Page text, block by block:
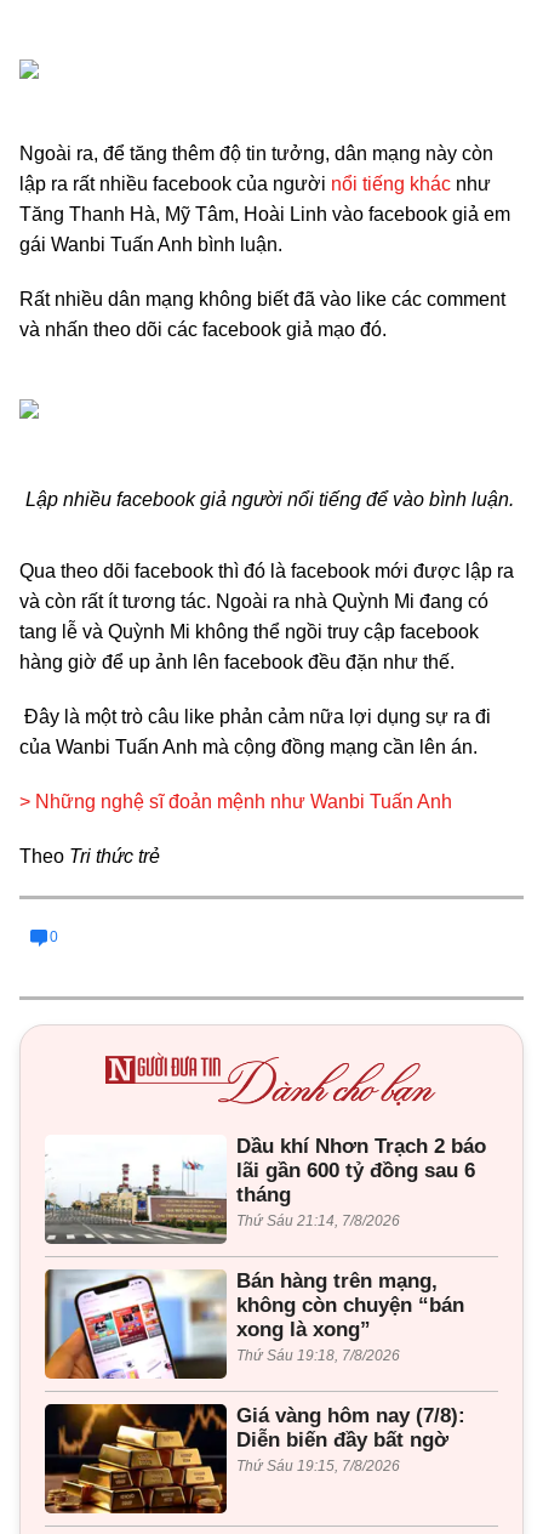
Ngoài ra, để tăng thêm độ tin tưởng, dân mạng này còn
lập ra rất nhiều facebook của người nổi tiếng khác như
Tăng Thanh Hà, Mỹ Tâm, Hoài Linh vào facebook giả em
gái Wanbi Tuấn Anh bình luận.
Rất nhiều dân mạng không biết đã vào like các comment
và nhấn theo dõi các facebook giả mạo đó.
Lập nhiều facebook giả người nổi tiếng để vào bình luận.
Qua theo dõi facebook thì đó là facebook mới được lập ra
và còn rất ít tương tác. Ngoài ra nhà Quỳnh Mi đang có
tang lễ và Quỳnh Mi không thể ngồi truy cập facebook
hàng giờ để up ảnh lên facebook đều đặn như thế.
Đây là một trò câu like phản cảm nữa lợi dụng sự ra đi
của Wanbi Tuấn Anh mà cộng đồng mạng cần lên án.
> Những nghệ sĩ đoản mệnh như Wanbi Tuấn Anh
Theo Tri thức trẻ
0
Dầu khí Nhơn Trạch 2 báo
lãi gần 600 tỷ đồng sau 6
tháng
Thứ Sáu 21:14, 7/8/2026
Bán hàng trên mạng,
không còn chuyện “bán
xong là xong”
Thứ Sáu 19:18, 7/8/2026
Giá vàng hôm nay (7/8):
Diễn biến đầy bất ngờ
Thứ Sáu 19:15, 7/8/2026